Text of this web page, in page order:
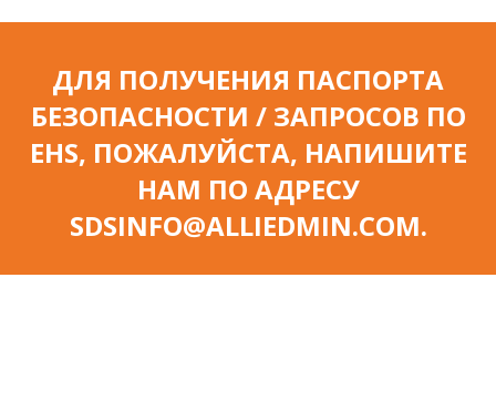
ДЛЯ ПОЛУЧЕНИЯ ПАСПОРТА
БЕЗОПАСНОСТИ / ЗАПРОСОВ ПО
EHS, ПОЖАЛУЙСТА, НАПИШИТЕ
НАМ ПО АДРЕСУ
SDSINFO@ALLIEDMIN.COM.